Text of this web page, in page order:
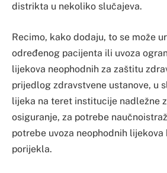
distrikta u nekoliko slučajeva.
Recimo, kako dodaju, to se može
određenog pacijenta ili uvoza
lijekova neophodnih za zaštitu
prijedlog zdravstvene ustanove, u
lijeka na teret institucije nadležne
osiguranje, za potrebe
potrebe uvoza neophodnih
porijekla.